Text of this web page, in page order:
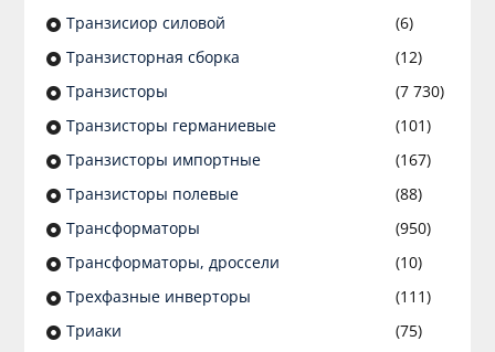
Транзисиор силовой
(6)
Транзисторная сборка
(12)
Транзисторы
(7 730)
Транзисторы германиевые
(101)
Транзисторы импортные
(167)
Транзисторы полевые
(88)
Трансформаторы
(950)
Трансформаторы, дроссели
(10)
Трехфазные инверторы
(111)
Триаки
(75)